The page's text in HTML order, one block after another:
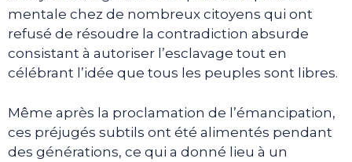
mentale chez de nombreux citoyens qui ont
refusé de résoudre la contradiction absurde
consistant à autoriser l’esclavage tout en
célébrant l’idée que tous les peuples sont libres.
Même après la proclamation de l’émancipation,
ces préjugés subtils ont été alimentés pendant
des générations, ce qui a donné lieu à un